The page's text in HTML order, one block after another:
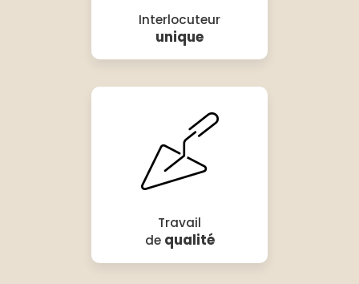
Interlocuteur
unique
Travail
de qualité